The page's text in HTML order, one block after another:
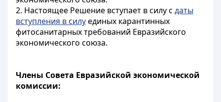
2. Настоящее Решение вступает в силу с даты
вступления в силуединых карантинных
фитосанитарных требований Евразийского
экономического союза.
Члены Совета Евразийской экономической
комиссии: